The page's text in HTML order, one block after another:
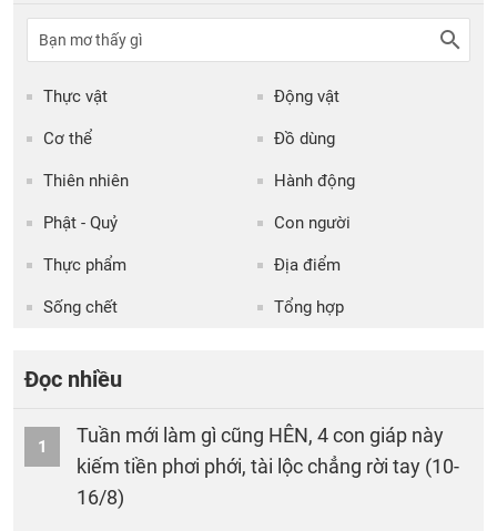
Thực vật Động vật
Cơ thể Đồ dùng
Thiên nhiên Hành động
Phật - Quỷ Con người
Thực phẩm Địa điểm
Sống chết Tổng hợp
Đọc nhiều
1
Tuần mới làm gì cũng HÊN, 4 con giáp này
kiếm tiền phơi phới, tài lộc chẳng rời tay (10-
16/8)